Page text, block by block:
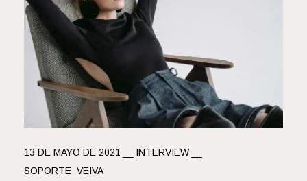
13 DE MAYO DE 2021
INTERVIEW
SOPORTE_VEIVA